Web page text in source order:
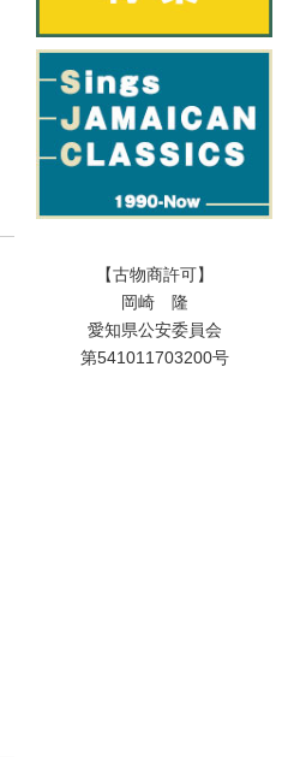
【古物商許可】
岡崎 隆
愛知県公安委員会
第541011703200号